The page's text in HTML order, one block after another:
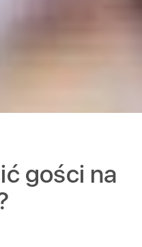
gości na